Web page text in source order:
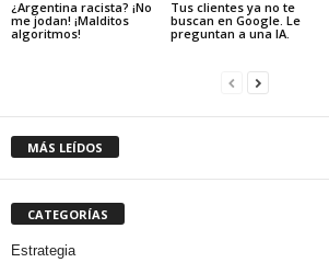
¿Argentina racista? ¡No
me jodan! ¡Malditos
algoritmos!
Tus clientes ya no te
buscan en Google. Le
preguntan a una IA.
MÁS LEÍDOS
CATEGORÍAS
Estrategia